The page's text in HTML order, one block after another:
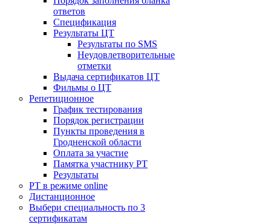
ответов
Спецификация
Результаты ЦТ
Результаты по SMS
Неудовлетворительные
отметки
Выдача сертификатов ЦТ
Фильмы о ЦТ
Репетиционное
График тестирования
Порядок регистрации
Пункты проведения в
Гродненской области
Оплата за участие
Памятка участнику РТ
Результаты
РТ в режиме online
Дистанционное
Выбери специальность по 3
сертификатам